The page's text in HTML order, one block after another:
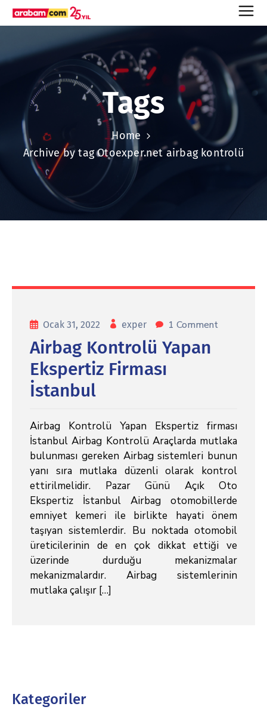
Tags
Home
Archive by tag Otoexper.net airbag kontrolü
Ocak 31, 2022 exper 1 Comment
Airbag Kontrolü Yapan
Ekspertiz Firması
İstanbul
Airbag Kontrolü Yapan Ekspertiz firması
İstanbul Airbag Kontrolü Araçlarda mutlaka
bulunması gereken Airbag sistemleri bunun
yanı sıra mutlaka düzenli olarak kontrol
ettirilmelidir. Pazar Günü Açık Oto
Ekspertiz İstanbul Airbag otomobillerde
emniyet kemeri ile birlikte hayati önem
taşıyan sistemlerdir. Bu noktada otomobil
üreticilerinin de en çok dikkat ettiği ve
üzerinde durduğu mekanizmalar
mekanizmalardır. Airbag sistemlerinin
mutlaka çalışır […]
Kategoriler